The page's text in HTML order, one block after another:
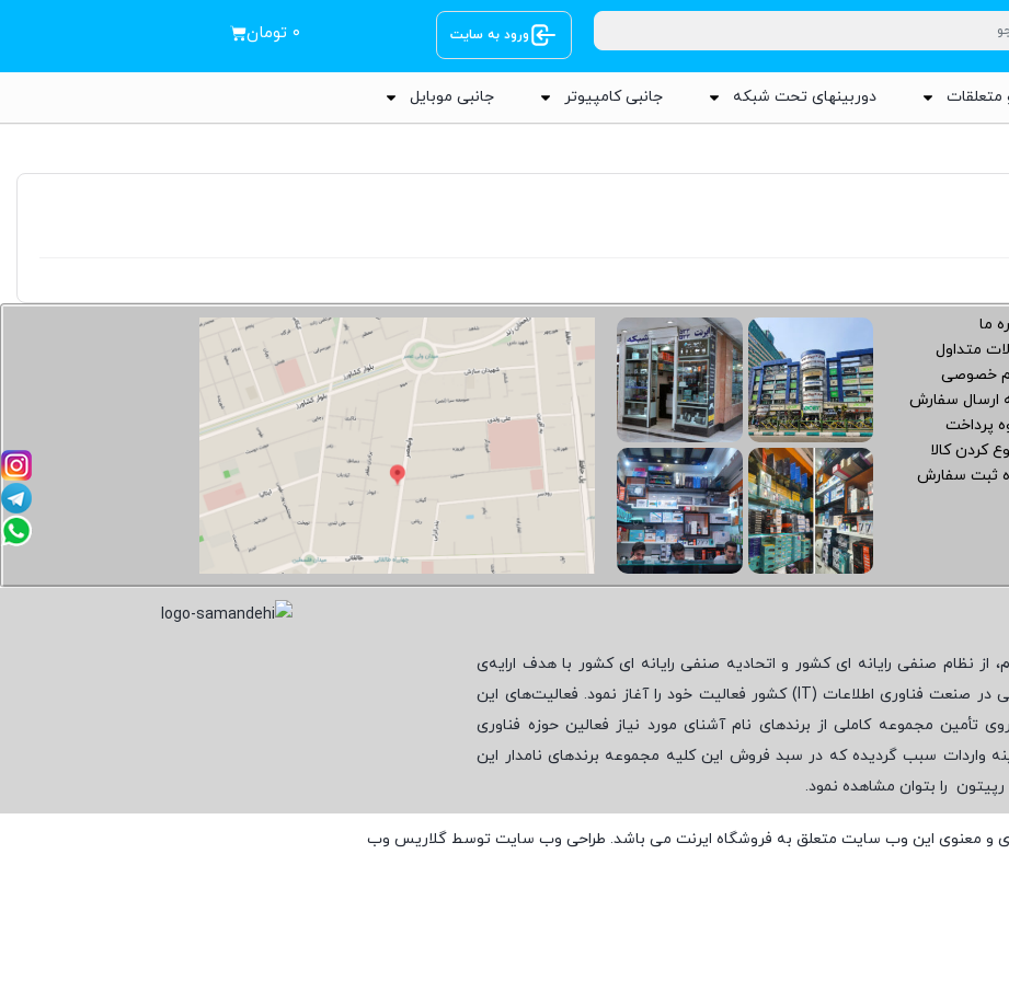
ورود به سایت ۰ تومان
متعلقات دوربینهای تحت شبکه جانبی کامپیوتر جانبی موبایل
ما
متداول
خصوصی
ارسال سفارش
پرداخت
کردن کالا
ثبت سفارش
از نظام صنفی رایانه ای کشور و اتحادیه صنفی رایانه ای کشور با هدف ارایه‌ی
در صنعت فناوری اطلاعات (IT) کشور فعالیت خود را آغاز نمود. فعالیت‌های این
مجموعه کاملی از برندهای نام آشنای مورد نیاز فعالین حوزه فناوری
واردات سبب گردیده که در سبد فروش این کلیه مجموعه برندهای نامدار این
را بتوان مشاهده نمود.
و معنوی این وب سایت متعلق به فروشگاه ایرنت می باشد. طراحی وب سایت توسطگلاریس وب